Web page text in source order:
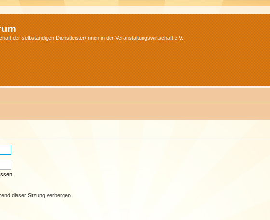
der selbständigen Dienstleister/Innen in der Veranstaltungswirtschaft e.V.
dieser Sitzung verbergen